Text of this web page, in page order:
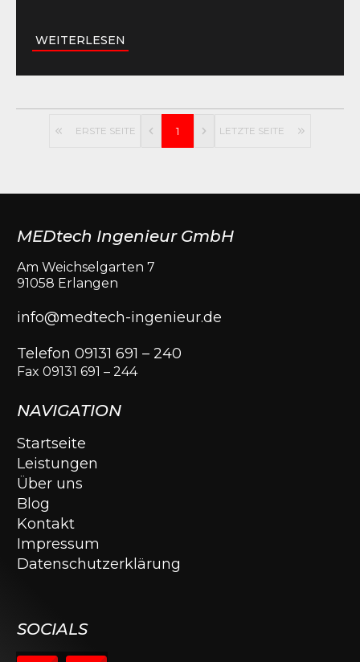
WEITERLESEN
ERSTE SEITE 1 LETZTE SEITE
MEDtech Ingenieur GmbH
Am Weichselgarten 7
91058 Erlangen
info@medtech-ingenieur.de
Telefon 09131 691 – 240
Fax 09131 691 – 244
NAVIGATION
Startseite
Leistungen
Über uns
Blog
Kontakt
Impressum
Datenschutzerklärung
SOCIALS